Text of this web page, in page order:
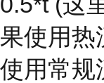
果使用热
使用常规